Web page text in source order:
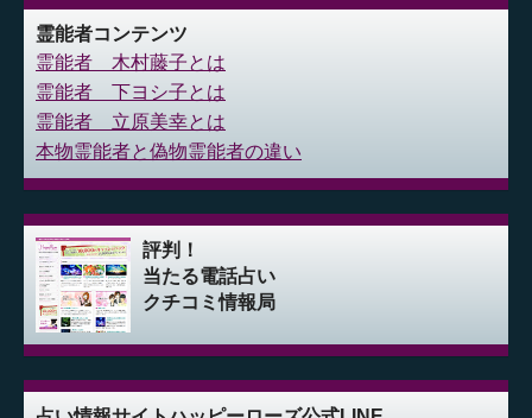
霊能者コンテンツ
霊能者 木村藤子とは
霊能者 下ヨシ子とは
霊能者 立原美幸とは
本物霊能者と偽物霊能者の違い
評判！
当たる電話占い
クチコミ情報局